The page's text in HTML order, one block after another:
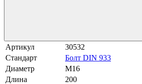
Артикул
30532
Стандарт
Болт DIN 933
Диаметр
М16
Длина
200